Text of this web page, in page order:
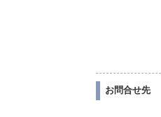
お問合せ先